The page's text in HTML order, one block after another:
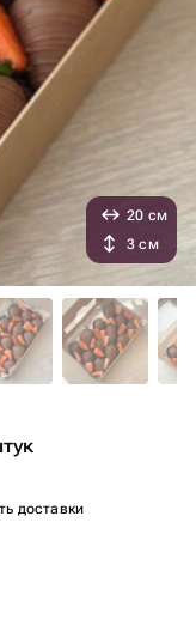
доставки
20 см
3 см